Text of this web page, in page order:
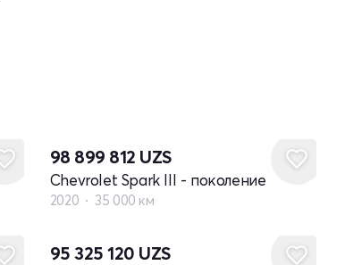
98 899 812 UZS
Chevrolet Spark III - поколение
2020 35 000 км
95 325 120 UZS